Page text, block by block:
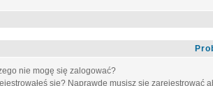
nie mogę się zalogować?
się? Naprawdę musisz się zarejestrować